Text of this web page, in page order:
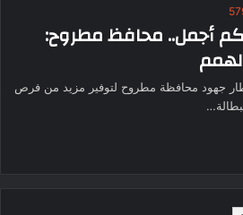
أجمل.. محافظ مطروح:
جهود محافظة مطروح لتوفير مزيد من فرص